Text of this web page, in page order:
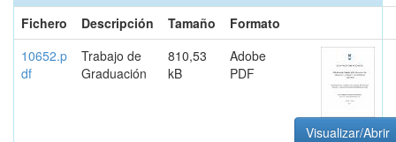
Fichero
Descripción Tamaño
Formato
10652.p
df
Trabajo de
Graduación
810,53
kB
Adobe
PDF
Visualizar/Abrir